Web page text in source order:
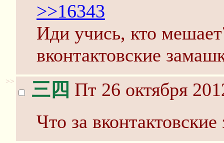
>>16343
Иди учись, кто
вконтактовские
>> 三四 Пт 26 октября
Что за